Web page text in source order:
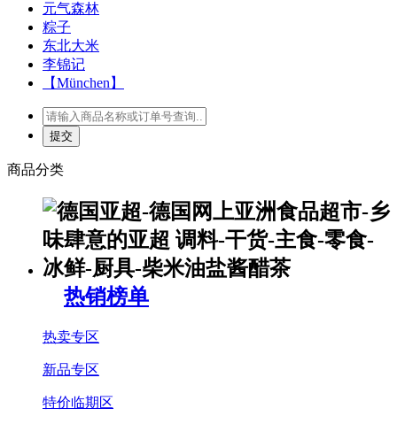
元气森林
粽子
东北大米
李锦记
【München】
商品分类
热销榜单
热卖专区
新品专区
特价临期区